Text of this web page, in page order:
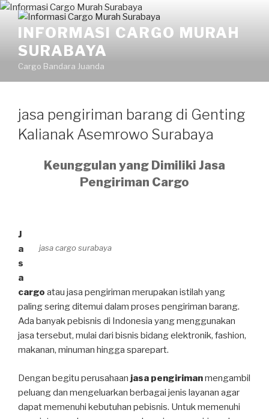
INFORMASI CARGO MURAH
SURABAYA
Cargo Bandara Juanda
jasa pengiriman barang di Genting
Kalianak Asemrowo Surabaya
Keunggulan yang Dimiliki Jasa
Pengiriman Cargo
jasa cargo surabaya
J
a
s
a
cargo atau jasa pengiriman merupakan istilah yang
paling sering ditemui dalam proses pengiriman barang.
Ada banyak pebisnis di Indonesia yang menggunakan
jasa tersebut, mulai dari bisnis bidang elektronik, fashion,
makanan, minuman hingga sparepart.
Dengan begitu perusahaan jasa pengirimanmengambil
peluang dan mengeluarkan berbagai jenis layanan agar
dapat memenuhi kebutuhan pebisnis. Untuk memenuhi